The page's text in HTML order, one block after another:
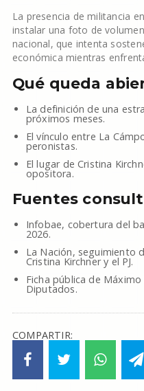
La presencia de militancia
instalar una foto de
nacional, que intenta
económica mientras
Qué queda
La definición de una
próximos meses.
El vínculo entre La
peronistas.
El lugar de Cristina
opositora.
Fuentes
Infobae, cobertura del
2026.
La Nación, seguimiento
Cristina Kirchner y el PJ.
Ficha pública de
Diputados.
COMPARTIR: